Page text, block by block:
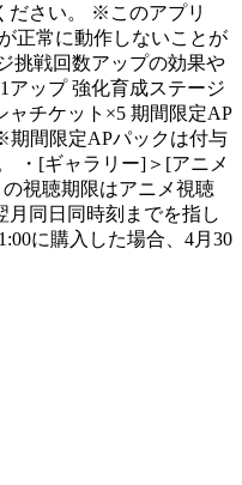
ださい。 ※このアプリ
正常に動作しないことが
挑戦回数アップの効果や
アップ 強化育成ステージ
ャチケット×5 期間限定AP
期間限定APパックは付与
・[ギャラリー]＞[アニメ
視聴期限はアニメ視聴
同日同時刻までを指し
に購入した場合、4月30